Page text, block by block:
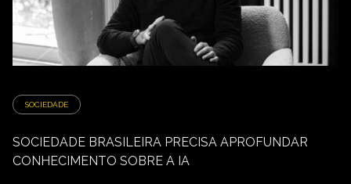
SOCIEDADE
SOCIEDADE BRASILEIRA PRECISA APROFUNDAR
CONHECIMENTO SOBRE A IA